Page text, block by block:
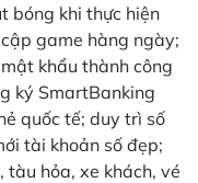
bóng khi thực hiện
game hàng ngày;
khẩu thành công
ký SmartBanking
quốc tế; duy trì số
tài khoản số đẹp;
tàu hỏa, xe khách, vé